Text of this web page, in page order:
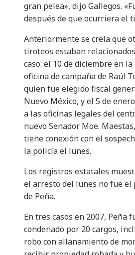
gran pelea», dijo Gallegos.
después de que ocurriera el
Anteriormente se creía que
tiroteos estaban
caso: el 10 de diciembre en
oficina de campaña de Raúl
quien fue elegido fiscal
Nuevo México, y el 5 de
a las oficinas legales del
nuevo Senador Moe.
tiene conexión con el
la policía el lunes.
Los registros estatales
el arresto del lunes no fue el
de Peña.
En tres casos en 2007, Peña
condenado por 20 cargos,
robo con allanamiento de